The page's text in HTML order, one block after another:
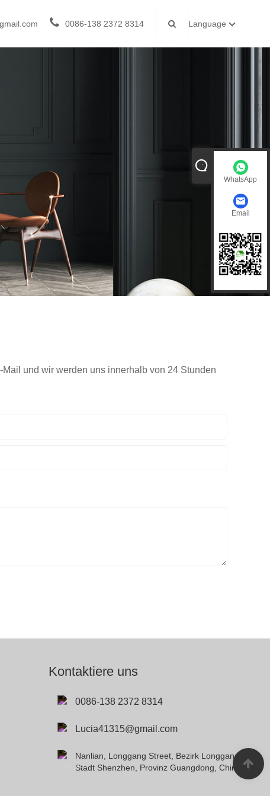
0086-138 2372 8314 Language
und wir werden uns innerhalb von 24 Stunden
WhatsApp
Email
Kontaktiere uns
0086-138 2372 8314
Lucia41315@gmail.com
Nanlian, Longgang Street, Bezirk Longgang,
Stadt Shenzhen, Provinz Guangdong, China